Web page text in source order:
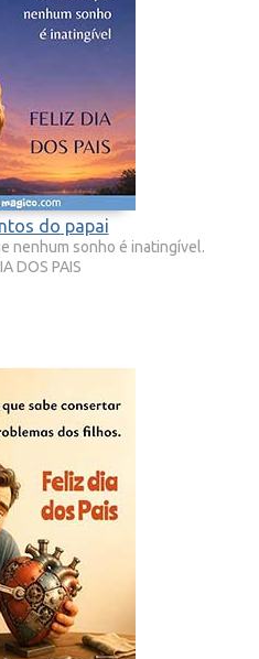
do papai
nenhum sonho é inatingível.
DOS PAIS